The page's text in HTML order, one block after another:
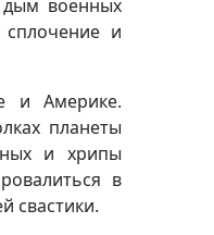
дым военных
и
и Америке.
планеты
и хрипы
в
свастики.